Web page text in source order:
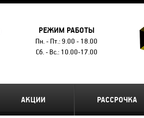
РЕЖИМ РАБОТЫ
Пн. - Пт.: 9.00 - 18.00
Сб. - Вс.: 10.00-17.00
АКЦИИ РАССРОЧКА